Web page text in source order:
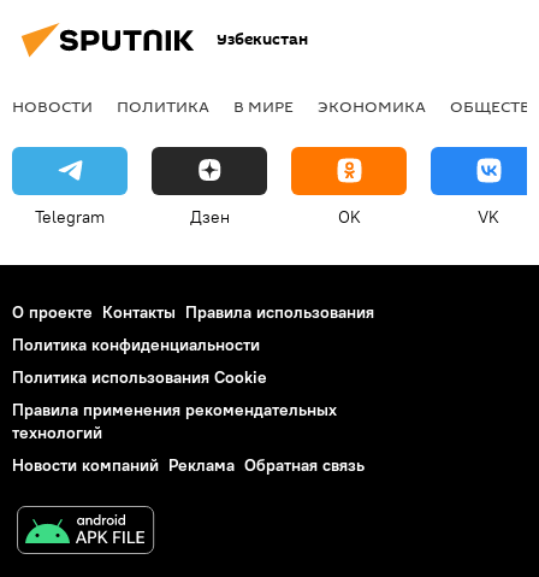
Узбекистан
НОВОСТИ ПОЛИТИКА В МИРЕ ЭКОНОМИКА
Telegram Дзен OK VK
О проекте Контакты Правила использования
Политика конфиденциальности
Политика использования Cookie
Правила применения рекомендательных
технологий
Новости компаний Реклама Обратная связь